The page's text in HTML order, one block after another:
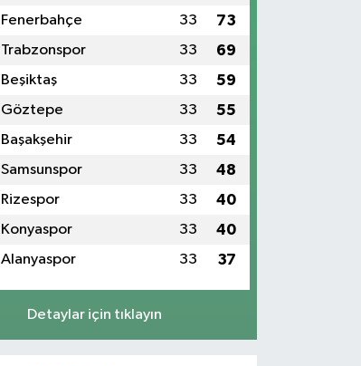
Fenerbahçe 33 73
Trabzonspor 33 69
Beşiktaş 33 59
Göztepe 33 55
Başakşehir 33 54
Samsunspor 33 48
Rizespor 33 40
Konyaspor 33 40
Alanyaspor 33 37
Detaylar için tıklayın